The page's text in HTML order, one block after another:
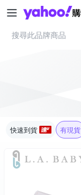
快速到貨 有現貨